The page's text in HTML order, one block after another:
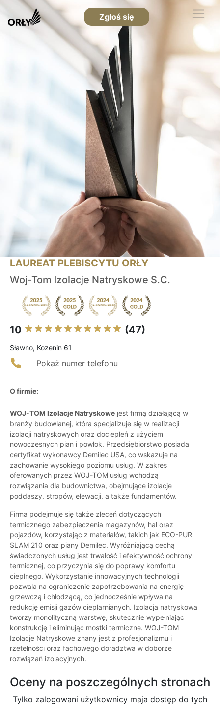
Zgłoś się
LAUREAT PLEBISCYTU ORŁY
Woj-Tom Izolacje Natryskowe S.C.
10 (47)
Sławno, Kozenin 61
Pokaż numer telefonu
O firmie:
WOJ-TOM Izolacje Natryskowe jest firmą działającą w
branży budowlanej, która specjalizuje się w realizacji
izolacji natryskowych oraz dociepleń z użyciem
nowoczesnych pian i powłok. Przedsiębiorstwo posiada
certyfikat wykonawcy Demilec USA, co wskazuje na
zachowanie wysokiego poziomu usług. W zakres
oferowanych przez WOJ-TOM usług wchodzą
rozwiązania dla budownictwa, obejmujące izolacje
poddaszy, stropów, elewacji, a także fundamentów.
Firma podejmuje się także zleceń dotyczących
termicznego zabezpieczenia magazynów, hal oraz
pojazdów, korzystając z materiałów, takich jak ECO-PUR,
SLAM 210 oraz piany Demilec. Wyróżniającą cechą
świadczonych usług jest trwałość i efektywność ochrony
termicznej, co przyczynia się do poprawy komfortu
cieplnego. Wykorzystanie innowacyjnych technologii
pozwala na ograniczenie zapotrzebowania na energię
grzewczą i chłodzącą, co jednocześnie wpływa na
redukcję emisji gazów cieplarnianych. Izolacja natryskowa
tworzy monolityczną warstwę, skutecznie wypełniając
konstrukcję i eliminując mostki termiczne. WOJ-TOM
Izolacje Natryskowe znany jest z profesjonalizmu i
rzetelności oraz fachowego doradztwa w doborze
rozwiązań izolacyjnych.
Oceny na poszczególnych stronach
Tylko zalogowani użytkownicy maja dostęp do tych